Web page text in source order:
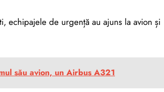
echipajele de urgență au ajuns la avion și
său avion, un Airbus A321